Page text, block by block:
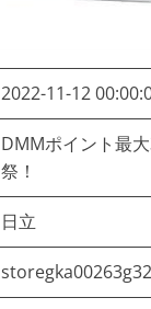
2022-11-12
DMMポイント最
祭！
日立